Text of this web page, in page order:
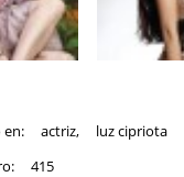
en: actriz,
luz cipriota
415